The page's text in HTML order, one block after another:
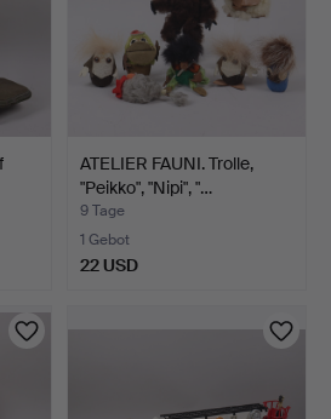
ATELIER FAUNI. Trolle,
"Peikko", "Nipi", "…
9 Tage
1 Gebot
22 USD